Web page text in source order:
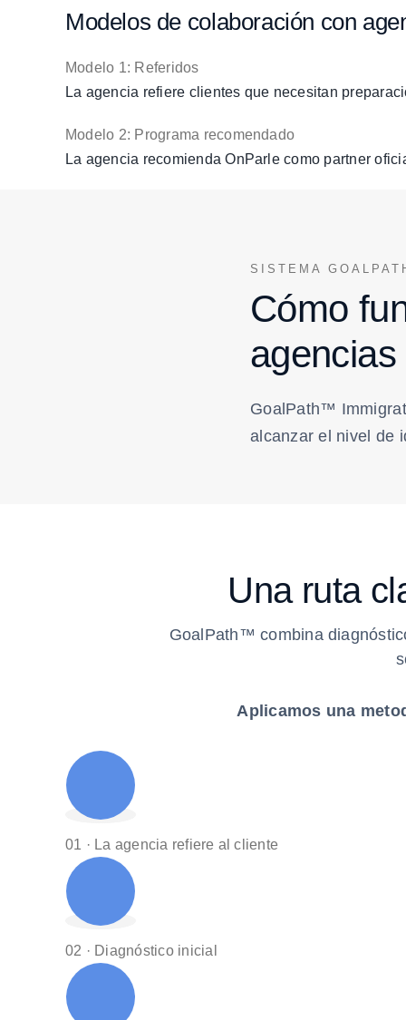
Modelos de colaboración con
Modelo 1: Referidos
La agencia refiere clientes que necesitan
Modelo 2: Programa recomendado
La agencia recomienda OnParle como partner
SISTEMA
Cómo
GoalPath™
alcanzar el nivel de
Una ruta
GoalPath™ combina
Aplicamos una
01 · La agencia refiere al cliente
02 · Diagnóstico inicial